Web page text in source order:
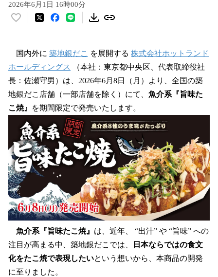
2026年6月1日 16時00分
い
！
を
読
み
込
み
中
で
す
国内外に 築地銀だこ を展開する 株式会社ホットランド
ホールディングス
（本社：東京都中央区、代表取締役社
長：佐瀬守男）は、2026年6月8日（月）より、全国の築
地銀だこ店舗（一部店舗を除く）にて、 魚介系『旨味た
こ焼』
を期間限定で発売いたします。
魚介系『旨味たこ焼』 は、近年、 “出汁” や “旨味” への
注目が高まる中、築地銀だこでは、
日本ならではの食文
化をたこ焼で表現したいという想いから、本商品の開発
に至りました。